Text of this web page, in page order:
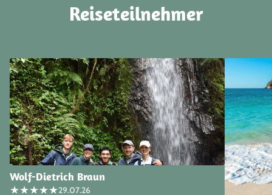
Reiseteilnehmer
Wolf-Dietrich Braun
★★★★★29.07.26